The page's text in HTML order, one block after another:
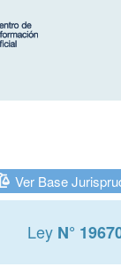
Ver Base
Ley N°